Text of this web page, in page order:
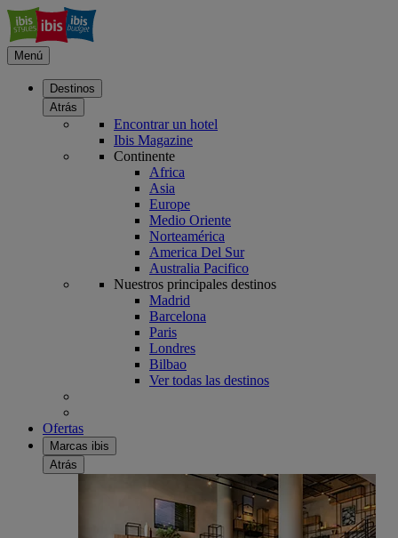
Menú
Destinos
Atrás
Encontrar un hotel
Ibis Magazine
Continente
Africa
Asia
Europe
Medio Oriente
Norteamérica
America Del Sur
Australia Pacifico
Nuestros principales destinos
Madrid
Barcelona
Paris
Londres
Bilbao
Ver todas las destinos
Ofertas
Marcas ibis
Atrás